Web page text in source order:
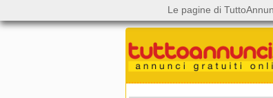
Le pagine di